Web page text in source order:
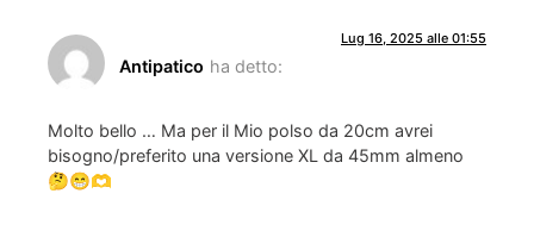
Antipatico ha detto:
Lug 16, 2025 alle 01:55
Molto bello … Ma per il Mio polso da 20cm avrei
bisogno/preferito una versione XL da 45mm almeno
🤔😁🫶